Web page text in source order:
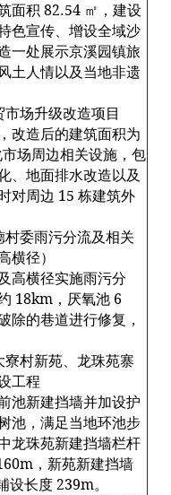
面积 82.54 ㎡，建设
色宣传、增设全域沙
一处展示京溪园镇旅
土人情以及当地非遗
市场升级改造项目
改造后的建筑面积为
场周边相关设施，包
、地面排水改造以及
对周边 15 栋建筑外
村委雨污分流及相关
横径）
高横径实施雨污分
18km，厌氧池 6
除的巷道进行修复，
寮村新苑、龙珠苑寨
工程
池新建挡墙并加设护
池，满足当地环池步
龙珠苑新建挡墙栏杆
，新苑新建挡墙
长度 239m。